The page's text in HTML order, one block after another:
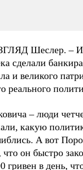
Шеслер. –
сделали
и великого
реального
– люди
какую
А вот
он быстро
гривен в день,